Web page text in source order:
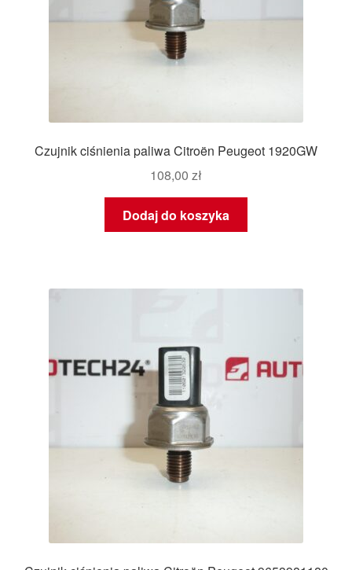
Czujnik ciśnienia paliwa Citroën Peugeot 1920GW
108,00 zł
Dodaj do koszyka